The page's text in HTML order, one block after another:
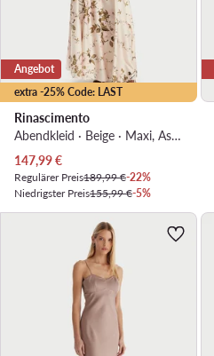
extra -25% Code: LAST
Angebot
Rinascimento
Abendkleid · Beige · Maxi, Asymmetrisch
Aktueller Preis
147,99€
Regulärer Preis189,99 €-22%
Niedrigster Preis155,99 €-5%